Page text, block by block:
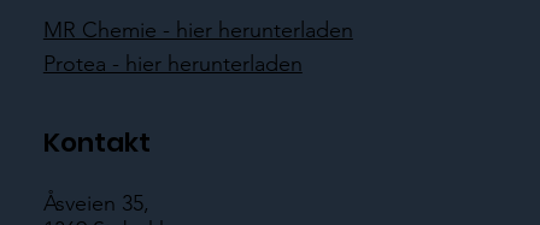
MR Chemie - hier herunterladen
Protea - hier herunterladen
Kontakt
Åsveien 35,